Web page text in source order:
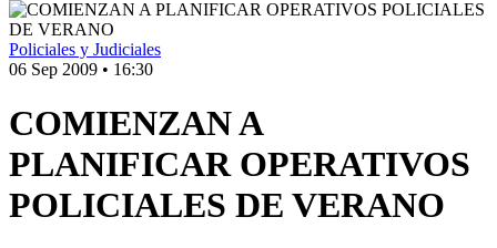
Policiales y Judiciales
06 Sep 2009 • 16:30
COMIENZAN A
PLANIFICAR OPERATIVOS
POLICIALES DE VERANO